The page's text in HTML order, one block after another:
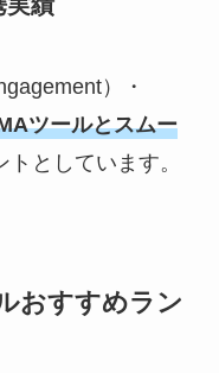
）・
ツールとスムー
としています。
おすすめラン